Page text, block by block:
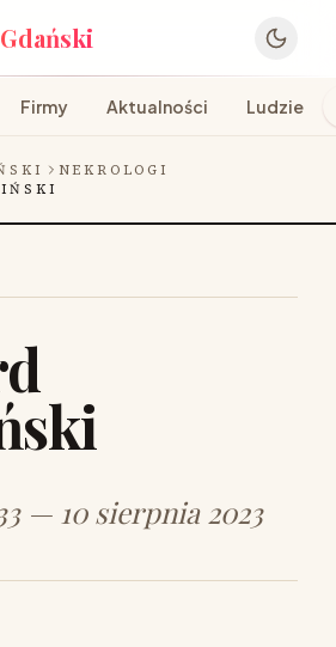
Firmy Aktualności Ludzie
NEKROLOGI
— 10 sierpnia 2023